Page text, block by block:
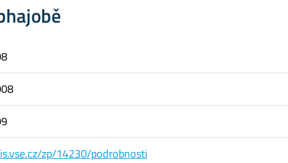
zp/14230/podrobnosti